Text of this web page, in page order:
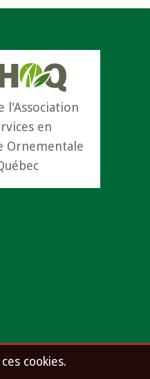
cookies.
l'Association
en
Ornementale